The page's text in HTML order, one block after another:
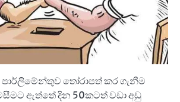
පාර්ලිමේන්තුව තෝරාපත් කර ගැනීම
ඇත්තේ දින 50කටත් වඩා අඩු